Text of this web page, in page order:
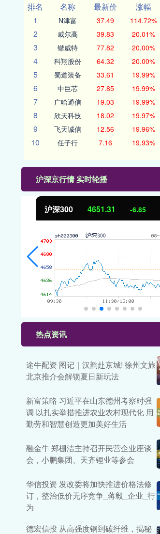
排名
名称 最新价 涨幅
1
N津富 37.49 114.72%
2 威尔高 39.83 20.01%
3 锴威特 77.82 20.00%
4 科翔股份 64.32 20.00%
5 蜀道装备 33.61 19.99%
6 中巨芯 27.85 19.99%
7 广哈通信 19.03 19.99%
8 欣天科技 18.02 19.97%
9 飞天诚信 12.56 19.96%
10 任子行 7.16 19.93%
沪深京行情 实时轮播
沪深300 4651.31 -6.85
热点资讯
途牛配资 图记｜汉韵赴京城! 徐州文旅
北京推介会解锁夏日新玩法
新富策略 习近平在山东德州考察时强
调 以扎实举措推进农业农村现代化 用
勤劳和智慧创造更加美好生活
融金牛 郑栅洁主持召开民营企业座谈
会，小鹏集团、天齐锂业等参会
华信投资 发改委将加快推进价格法修
订，整治低价无序竞争_蒋毅_企业_行
为
德宏信投 从高强度钢到碳纤维，揭秘